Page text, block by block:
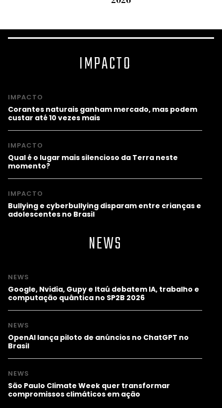
IMPACTO
IMPACTO
Corantes naturais ganham mercado, mas podem
custar até 10 vezes mais
IMPACTO
Qual é o lugar mais silencioso da Terra neste
momento?
IMPACTO
Bullying e cyberbullying disparam entre crianças e
adolescentes no Brasil
NEWS
NEWS
Google, Nvidia, Gupy e Itaú debatem IA, trabalho e
computação quântica no SP2B 2026
NEWS
OpenAI lança piloto de anúncios no ChatGPT no
Brasil
NEWS
São Paulo Climate Week quer transformar
compromissos climáticos em ação